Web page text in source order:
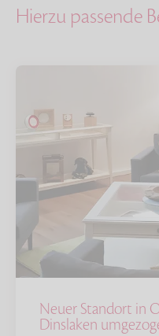
Hierzu passende
Neuer Standort in
Dinslaken